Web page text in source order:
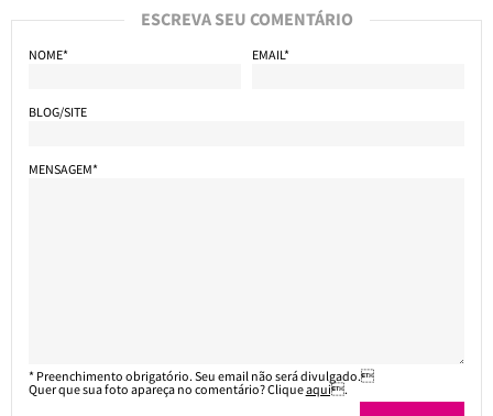
ESCREVA SEU COMENTÁRIO
NOME* EMAIL*
BLOG/SITE
MENSAGEM*
* Preenchimento obrigatório. Seu email não será divulgado.
Quer que sua foto apareça no comentário? Cliqueaqui.